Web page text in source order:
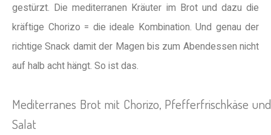
gestürzt. Die mediterranen Kräuter im Brot und dazu die
kräftige Chorizo = die ideale Kombination. Und genau der
richtige Snack damit der Magen bis zum Abendessen nicht
auf halb acht hängt. So ist das.
Mediterranes Brot mit Chorizo, Pfefferfrischkäse und
Salat